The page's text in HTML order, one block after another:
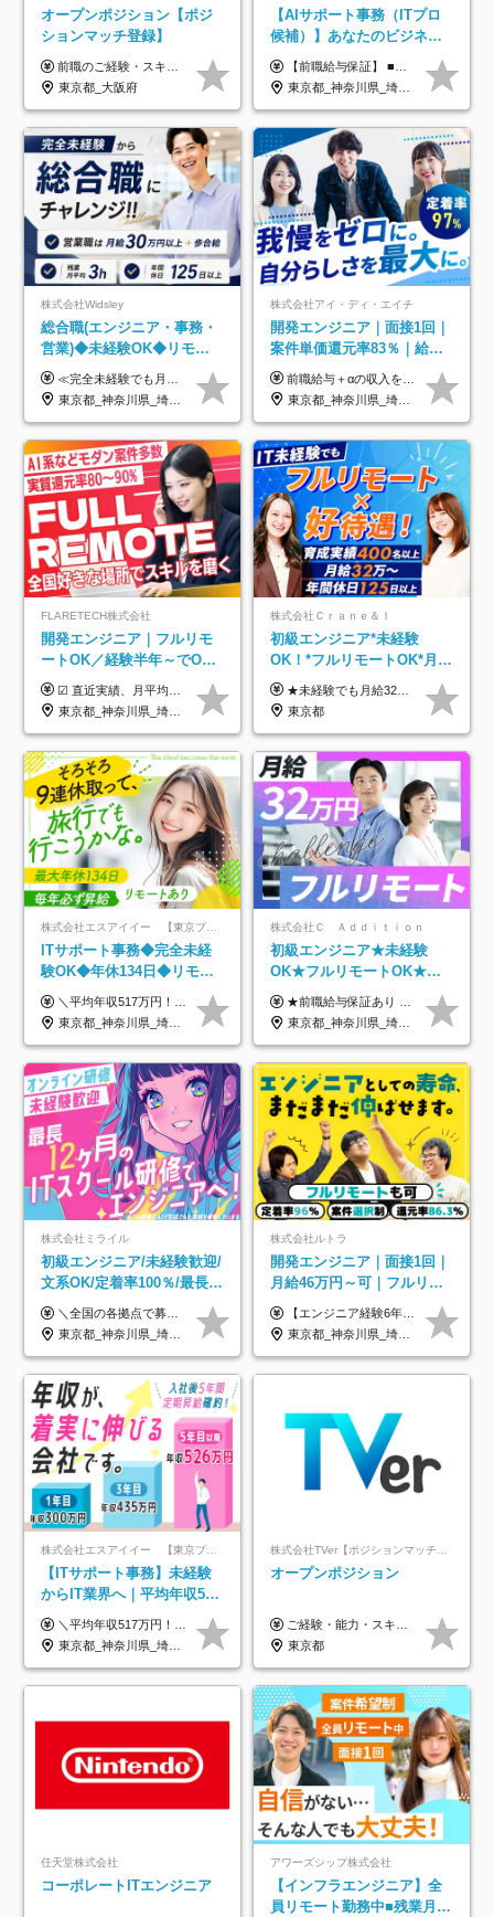
オープンポジション【ポジ
ションマッチ登録】
前職のご経験・スキル等を考慮して決定します。
東京都_大阪府
【AIサポート事務（ITプロ
候補）】あなたのビジネス
経験をAI業界で活かす◆IT
未経験OK◆目指せるコンサ
ル
【前職給与保証】 ■未経験者： 月給30万円～35万円 ■ローキャリア（経験目安1年程度）： 月給35万円～40万円 ■経験者（経験目安3年以上）： 月給40万円～60万円 ■即戦力（経験目安5年以上）： 月給45万円～80万円 ※上記金額には固定残業代30時間分 【未経験者5万5000円～7万3000円、 ローキャリア6万4000円～7万3000円、 経験者5万8000円～10万9000円、 即戦力8万2000円～14万5000円】を含みます。 ※30時間を超える場合は追加で全額支給します。 ※経験・能力・前職給与などを総合的に評価したうえでご納得いただけるよう個別決定。 未経験者の場合、前職給与とポテンシャルを査定のうえ決定いたします。 ※日本国内でのIT業界経験、または同等の実務経験と能力に応じて決定します。 ※前職給与は日本円かつ、日本国内での実績に基づき評価します。 【納得の評価システム】 ★クォーター毎に査定する評価制度導入！ 明確な評価基準で翌年度年収を上げましょう！ ★評価対象期間に在籍中のほとんどの社員が昇給し 年収アップを実現しています！ ★様々なインセンティブ制度を用意し多角的に正当評価しています！ ※試用期間6カ月（期間中の待遇等に差異なし）
東京都_神奈川県_埼玉県_千葉県
株式会社Widsley
総合職(エンジニア・事務・
営業)◆未経験OK◆リモー
トあり◆残業月3h◆服装髪
型自由
≪完全未経験でも月給40万円以上も可能です！≫ -------------- 【1】ITエンジニア 月給26万円～50万円＋プロジェクト手当＋資格手当 【2】IT事務、営業事務 月給26万円～50万円＋プロジェクト手当＋資格手当 ≪【1】【2】共通≫ ★上記給与には固定残業代20時間分(月3万719円～)を含みます。残業が超過した場合は、追加支給します(残業は月平均3時間とほぼ発生しません。残業がなくても、固定残業代は支給されます) ★試用期間6ヵ月あり（期間中は月給23万1000円～。固定残業代20時間分3万719円～を含む／超過分は別途支給） -------------- 【3】SES営業、SaaS営業 月給30万円以上＋インセンティブ＋各種手当 ★上記給与には固定残業代45時間分(月7万6967円～)を含みます。残業が超過した場合は、追加支給します(残業は月平均3時間とほぼ発生しません。残業がなくても、固定残業代は支給されます) ★試用期間6ヵ月あり(期間中も給与や福利厚生は同じです)
東京都_神奈川県_埼玉県_千葉県_大阪府_愛知県_北海道_青森県_岩手県_宮城県_秋田県_山形県_福島県_茨城県_栃木県_群馬県_新潟県_山梨県_長野県_富山県_石川県_福井県_静岡県_岐阜県_三重県_兵庫県_京都府_滋賀県_奈良県_和歌山県_広島県_岡山県_鳥取県_島根県_山口県_徳島県_香川県_愛媛県_高知県_福岡県_熊本県_佐賀県_長崎県_大分県_宮崎県_鹿児島県_沖縄県
株式会社アイ・ディ・エイチ
開発エンジニア｜面接1回｜
案件単価還元率83％｜給与
UP保証｜年休140日｜在宅
利用率9割｜独立支援・副業
制度
前職給与＋αの収入を保証 月給42万円～120万円＋各種手当＋賞与 給与基準が明確かつ高還元です。 一人ひとりが安定した環境のもと、長く活躍できる職場を目指しています。 ※平均年収650万円 ・還元率83％ ・各種手当について 職能手当／職務手当／資格手当／営業手当 など ※前職での経験・能力、給与などを考慮の上、当社規定により優遇いたします ※試用期間あり（3ヶ月／期間中の条件に変動はありません） ※上記金額には固定残業代（78,948円～225,564円/月30時間分）を含みます 超過分は別途全額支給いたします ・年収UPを保証 過去には転職時に〈年収200万円UP〉したエンジニアも在籍しています。入社時だけでなく、入社後も安心の給与水準で働ける環境です。キャリアや技術力が正当に評価されていないと感じていたら、一度面接でお話ししましょう！ 当社では管理職の人数は最低限にし、無駄な管理をしません。その費用削減分を社員の給与に還元しています！
東京都_神奈川県_埼玉県_千葉県_大阪府_愛知県_北海道_青森県_岩手県_宮城県_秋田県_山形県_福島県_茨城県_栃木県_群馬県_新潟県_山梨県_長野県_富山県_石川県_福井県_静岡県_岐阜県_三重県_兵庫県_京都府_滋賀県_奈良県_和歌山県_広島県_岡山県_鳥取県_島根県_山口県_徳島県_香川県_愛媛県_高知県_福岡県_熊本県_佐賀県_長崎県_大分県_宮崎県_鹿児島県_沖縄県
FLARETECH株式会社
開発エンジニア｜フルリモ
ートOK／経験半年～でOK
／実質還元率80～90%／前
給保証／AI系など最先端案
件多数
☑︎ 直近実績、月平均17,000円の昇給 ☑︎ 前職給与100%保証 ☑︎ 実質還元率80～90% ☑︎ 待機時も給与は満額支給 月給35万円～70万円＋交通費など各種手当 ※想定年収：4,200,000円～10,560,000円 ※経験・能力等を考慮の上で決定します。 ※上記金額には、みなし残業手当（50時間分・104,000円～212,000円）を含みます。超過分は別途追加支給します。 ┗残業時間は月平均10時間、多い時でも20時間程度と安定しております ★単価連動型の給与体系ではないため、万が一待機になってもその間の給与は満額支給しています。 ＜1年間の昇給事例をご紹介！＞ ・20代/フロントエンドエンジニア：月給274,000円→月給362,000円（＋88,000円/月） ・20代/iOSエンジニア：月給237,000円→月給287,000円（＋50,000円/月） ・20代/Androidエンジニア：月給316,000円→月給374,000円（＋58,000円/月） ・30代/Javaエンジニア（上流）：月給340,000円→月給418,000円（＋78,000円/月） ・30代/PMO：月給340,000円→月給418,000円（＋78,000円/月）
東京都_神奈川県_埼玉県_千葉県_大阪府_愛知県_北海道_青森県_岩手県_宮城県_秋田県_山形県_福島県_茨城県_栃木県_群馬県_新潟県_山梨県_長野県_富山県_石川県_福井県_静岡県_岐阜県_三重県_兵庫県_京都府_滋賀県_奈良県_和歌山県_広島県_岡山県_鳥取県_島根県_山口県_徳島県_香川県_愛媛県_高知県_福岡県_熊本県_佐賀県_長崎県_大分県_宮崎県_鹿児島県_沖縄県
株式会社Ｃｒａｎｅ＆Ｉ
初級エンジニア*未経験
OK！*フルリモートOK*月給
32万～*残業月9.8h*1ヶ月の
研修*資格取得率100％
★未経験でも月給32万円スタート★ 月収32万円～35万円＋各種手当（資格手当だけで毎月15万の上乗せ実績あり！） ★資格手当豊富！1資格につき最大3万円支給 ★功績手当の導入で、毎月のお給与に上乗せで最大10万円支給している社員も！ ★1回の昇級で年収数十万UPも可 ★ゆくゆくは年収1000万以上も目指せる 年俸384万円～1,162万8,000円（12分割） ※経験・スキルを考慮の上決定します ※上記金額には固定残業代（月30h分・60,800円～66,500円）を含みます ※超過分は別途全額支給します ※試用期間2ヶ月間あり（その他待遇に差異はありません）
東京都
株式会社エスアイイー 【東京プロマーケット上場】
ITサポート事務◆完全未経
験OK◆年休134日◆リモー
トOK◆残業月7h以下◆賞与
年3回◆5年目まで必ず昇給
＼平均年収517万円！入社5年目まで毎年必ず昇給／ ■賞与年3回 ■年収800万円以上も可 ■入社3年以上の平均年収469.2万円 月給23万2000円以上＋賞与年3回＋各種手当 ☆入社5年目まで最大1万5000円の定期昇給を確約 ┃各種手当充実 ・規定の資格を取得すれば、2000円～5万円を毎月支給（2万4000円～60万円／年） ・研修中に取得した取得率95％の資格でも研修後の給料UP ※月給は年齢・経験・能力を考慮して、優遇いたします ※上記月給金額は固定残業代（20時間/3万1300円円以上）を含み、超過分は別途支給いたします ※試用期間（6ヶ月）は月給に変動はありますが、その他待遇に差異はありません ├入社後1ヶ月～3ヶ月間は、月給20万1900円となります └上記金額は固定残業代（10時間／1万6000円）を含み、超過分は別途支給いたします
東京都_神奈川県_埼玉県_千葉県_大阪府_愛知県_北海道_青森県_岩手県_宮城県_秋田県_山形県_福島県_茨城県_栃木県_群馬県_新潟県_山梨県_長野県_富山県_石川県_福井県_静岡県_岐阜県_三重県_兵庫県_京都府_滋賀県_奈良県_和歌山県_広島県_岡山県_鳥取県_島根県_山口県_徳島県_香川県_愛媛県_高知県_福岡県_熊本県_佐賀県_長崎県_大分県_宮崎県_鹿児島県_沖縄県
株式会社Ｃ Ａｄｄｉｔｉｏｎ
初級エンジニア★未経験
OK★フルリモートOK★月
給32万円～★残業月10h＆
年休120日以上★副業可
★前職給与保証あり ★月給32万円以上＋インセンティブあり 月給32万円以上＋インセンティブ＋各種手当 ※上記には固定残業代（月30時間・44,400円～）を含みます ※超過分は別途支給します ※試用期間はございません ★＼成果＝あなたの収入／★ 【1】案件単価ー8万円＝あなたの給与 参画したプロジェクトの案件単価から 一律8万円引いた金額があなたの給与です！ （月給例） ■1人称での構築・小規模な詳細設計 案件単価55万円ー8万円＝月給47万円（還元率85.5%） ■大型案件の設計・構築やプロジェクト管理 案件単価90万円ー8万円＝月給82万円（還元率91.1%） ‥‥‥‥‥‥‥‥‥‥‥‥‥‥‥‥‥‥ 【2】月給の他にも豊富なインセンティブあり 全員が月3～13万円のインセンティブをゲットしています！ ≪インセンティブ制度≫ 稼働している現場で増員・交代が発生し、 当社の人員を配属が決定した際に支給。 ◇C Addition正社員が参画 ：実粗利の10%／毎月 ◇協力会社所属の社員が参画：実粗利の30%／毎月 ≪リファラル制度≫ あなたの知り合いが当社のメンバーになった際に、 毎月1人あたり2万円支給します◎ ‥‥‥‥‥‥‥‥‥‥‥‥‥‥‥‥‥‥
東京都_神奈川県_埼玉県_千葉県_大阪府_愛知県_北海道_青森県_岩手県_宮城県_秋田県_山形県_福島県_茨城県_栃木県_群馬県_新潟県_山梨県_長野県_富山県_石川県_福井県_静岡県_岐阜県_三重県_兵庫県_京都府_滋賀県_奈良県_和歌山県_広島県_岡山県_鳥取県_島根県_山口県_徳島県_香川県_愛媛県_高知県_福岡県_熊本県_佐賀県_長崎県_大分県_宮崎県_鹿児島県_沖縄県
株式会社ミライル
初級エンジニア/未経験歓迎/
文系OK/定着率100％/最長1
年の自社ITスクール研修あ
り/年休130日
＼全国の各拠点で募集中！／ 給与は以下の通り、勤務地により異なります。 札幌：月給23万円～27万円 仙台：月給22万円～26万円 新潟：月給22万円～26万円 東京：月給26万円～30万円 大阪：月給24万円～29万円 福岡：月給23.5万円～27万円 沖縄：月給21万円～26万円 ◎給与は知識や経験を考慮して決定します。 ◎残業は別途全額支給します。 ◎試用期間12カ月あり（給与は以下の通りです。その他条件に変更はありません） （試用期間の給与） 札幌：月給18.6万円～ 仙台：月給19万円～ 新潟：月給18万円～ 東京：月給22万円～ 大阪：月給20.8万円～ 福岡：月給19万円～ 沖縄：月給18万円～
東京都_神奈川県_埼玉県_千葉県_大阪府_愛知県_北海道_青森県_岩手県_宮城県_秋田県_山形県_福島県_茨城県_栃木県_群馬県_新潟県_山梨県_長野県_富山県_石川県_福井県_静岡県_岐阜県_三重県_兵庫県_京都府_滋賀県_奈良県_和歌山県_広島県_岡山県_鳥取県_島根県_山口県_徳島県_香川県_愛媛県_高知県_福岡県_熊本県_佐賀県_長崎県_大分県_宮崎県_鹿児島県_沖縄県
株式会社ルトラ
開発エンジニア｜面接1回｜
月給46万円～可｜フルリモ
ートも可｜案件選択制｜定
着率96％以上｜副業OK｜住
宅手当
【エンジニア経験6年以上の方】 月給46万円～100万円（固定残業代含む） ※上記月給には月30時間分の固定残業代（月8万7,400円～月19万円）を含む。超過分は全額支給。 【エンジニア経験4年以上の方】 月給42万円～100万円（固定残業代含む） ※上記月給には月30時間分の固定残業代（月7万9,800円～月19万円）を含む。超過分は全額支給。 【エンジニア経験4年未満の方】 月給38万円～100万円（固定残業代含む） ※上記月給には月30時間分の固定残業代（月7万2,200円～月19万円）を含む。超過分は全額支給。 ※経験、スキル、前職給与などを踏まえて決定。 ◆ルトラの給与制度のポイント！◆ ・社員の95%が入社時に年収UP！最高で300万円UPの実績も ・平均還元率86.3%（交通費・住宅手当・会社負担分の社保も含む） ・人柄やポテンシャルを評価し、スキル以上の希望年収を提示することも ・退職金制度やリファラル手当（平均50万円）あり
東京都_神奈川県_埼玉県_千葉県_大阪府_愛知県_北海道_青森県_岩手県_宮城県_秋田県_山形県_福島県_茨城県_栃木県_群馬県_新潟県_山梨県_長野県_富山県_石川県_福井県_静岡県_岐阜県_三重県_兵庫県_京都府_滋賀県_奈良県_和歌山県_広島県_岡山県_鳥取県_島根県_山口県_徳島県_香川県_愛媛県_高知県_福岡県_熊本県_佐賀県_長崎県_大分県_宮崎県_鹿児島県_沖縄県
株式会社エスアイイー 【東京プロマーケット上場】
【ITサポート事務】未経験
からIT業界へ｜平均年収517
万円｜ホワイト企業認定｜
年休134日｜リモートOK
＼平均年収517万円！入社5年目まで毎年必ず昇給／ ■賞与年3回 ■年収800万円以上も可 ■入社3年以上の平均年収469.2万円 月給23万2000円以上＋賞与年3回＋各種手当 ☆入社5年目まで最大1万5000円の定期昇給を確約 ┃各種手当充実 ・規定の資格を取得すれば、2000円～5万円を毎月支給（2万4000円～60万円／年） ・研修中に取得した取得率95％の資格でも研修後の給料UP ※月給は年齢・経験・能力を考慮して、優遇いたします ※上記月給金額は固定残業代（20時間/3万1300円円以上）を含み、超過分は別途支給いたします ※試用期間（6ヶ月）は月給に変動はありますが、その他待遇に差異はありません ├入社後1ヶ月～3ヶ月間は、月給20万1900円となります └上記金額は固定残業代（10時間／1万6000円）を含み、超過分は別途支給いたします
東京都_神奈川県_埼玉県_千葉県_大阪府_愛知県_北海道_青森県_岩手県_宮城県_秋田県_山形県_福島県_茨城県_栃木県_群馬県_新潟県_山梨県_長野県_富山県_石川県_福井県_静岡県_岐阜県_三重県_兵庫県_京都府_滋賀県_奈良県_和歌山県_広島県_岡山県_鳥取県_島根県_山口県_徳島県_香川県_愛媛県_高知県_福岡県_熊本県_佐賀県_長崎県_大分県_宮崎県_鹿児島県_沖縄県
株式会社TVer【ポジションマッチ登録】
オープンポジション
ご経験・能力・スキル等により、当社基準にて優遇・相談のうえ決定いたします。
東京都
任天堂株式会社
コーポレートITエンジニア
アワーズシップ株式会社
【インフラエンジニア】全
員リモート勤務中■残業月